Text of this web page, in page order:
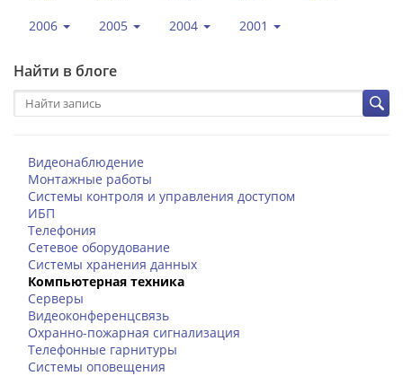
2006 2005 2004 2001
Найти в блоге
Видеонаблюдение
Монтажные работы
Системы контроля и управления доступом
ИБП
Телефония
Сетевое оборудование
Системы хранения данных
Компьютерная техника
Серверы
Видеоконференцсвязь
Охранно-пожарная сигнализация
Телефонные гарнитуры
Системы оповещения